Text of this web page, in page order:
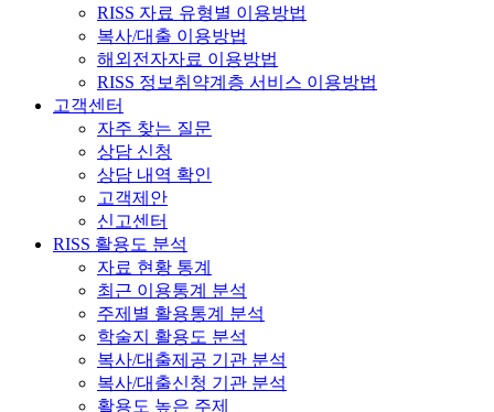
RISS 자료 유형별 이용방법
복사/대출 이용방법
해외전자자료 이용방법
RISS 정보취약계층 서비스 이용방법
고객센터
자주 찾는 질문
상담 신청
상담 내역 확인
고객제안
신고센터
RISS 활용도 분석
자료 현황 통계
최근 이용통계 분석
주제별 활용통계 분석
학술지 활용도 분석
복사/대출제공 기관 분석
복사/대출신청 기관 분석
활용도 높은 주제